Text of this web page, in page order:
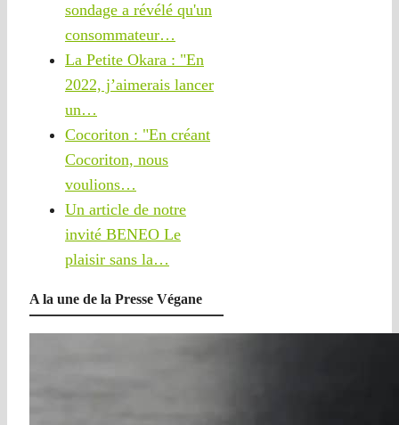
sondage a révélé qu'un
consommateur…
La Petite Okara : "En
2022, j’aimerais lancer
un…
Cocoriton : "En créant
Cocoriton, nous
voulions…
Un article de notre
invité BENEO Le
plaisir sans la…
A la une de la Presse Végane